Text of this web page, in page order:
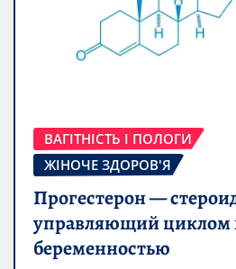
ВАГІТНІСТЬ І ПОЛОГИ
ЖІНОЧЕ ЗДОРОВ'Я
Прогестерон —
управляющий циклом
беременностью